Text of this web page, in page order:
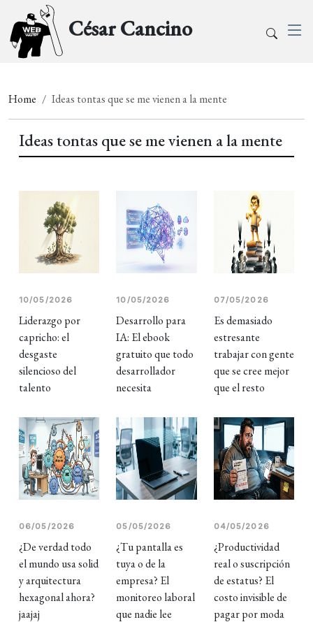
César Cancino
Home Ideas tontas que se me vienen a la mente
Ideas tontas que se me vienen a la mente
10/05/2026
Liderazgo por
capricho: el
desgaste
silencioso del
talento
10/05/2026
Desarrollo para
IA: El ebook
gratuito que todo
desarrollador
necesita
07/05/2026
Es demasiado
estresante
trabajar con gente
que se cree mejor
que el resto
06/05/2026
¿De verdad todo
el mundo usa solid
y arquitectura
hexagonal ahora?
jaajaj
05/05/2026
¿Tu pantalla es
tuya o de la
empresa? El
monitoreo laboral
que nadie lee
04/05/2026
¿Productividad
real o suscripción
de estatus? El
costo invisible de
pagar por moda